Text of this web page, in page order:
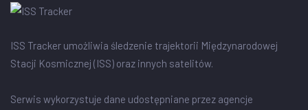
ISS Tracker umożliwia śledzenie trajektorii Międzynarodowej
Stacji Kosmicznej (ISS) oraz innych satelitów.
Serwis wykorzystuje dane udostępniane przez agencje